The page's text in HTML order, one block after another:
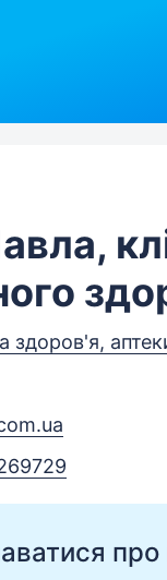
здоров'я,
про